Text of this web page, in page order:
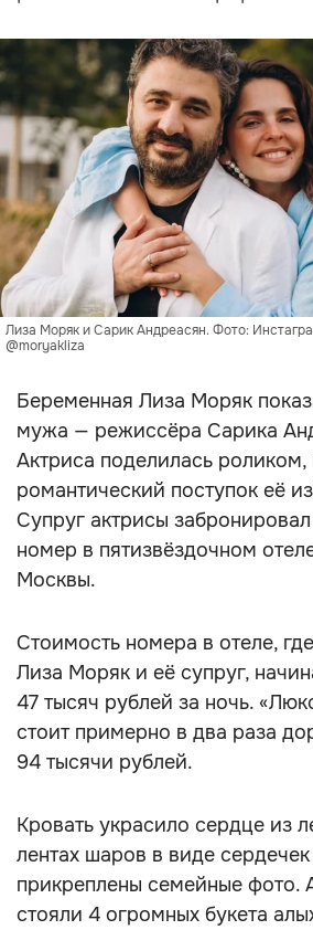
Лиза Моряк и Сарик Андреасян. Фото:
@moryakliza
Беременная Лиза Моряк
мужа — режиссёра Сарика
Актриса поделилась роликом,
романтический поступок её
Супруг актрисы
номер в пятизвёздочном
Москвы.
Стоимость номера в отеле,
Лиза Моряк и её супруг,
47 тысяч рублей за ночь.
стоит примерно в два раза
94 тысячи рублей.
Кровать украсило сердце из
лентах шаров в виде
прикреплены семейные фото.
стояли 4 огромных букета